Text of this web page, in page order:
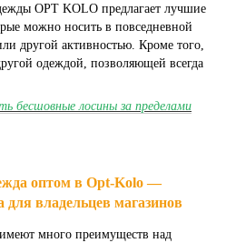
OPT KOLO предлагает лучшие
можно носить в повседневной
другой активностью. Кроме того,
одеждой, позволяющей всегда
бесшовные лосины за пределами
оптом в Opt-Kolo —
владельцев магазинов
много преимуществ над